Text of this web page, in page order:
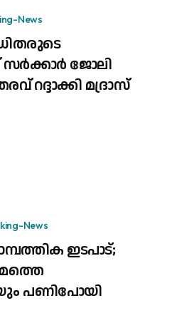
News
ജോലി
റദ്ദാക്കി മദ്രാസ്
News
ഇടപാട്;
പണിപോയി